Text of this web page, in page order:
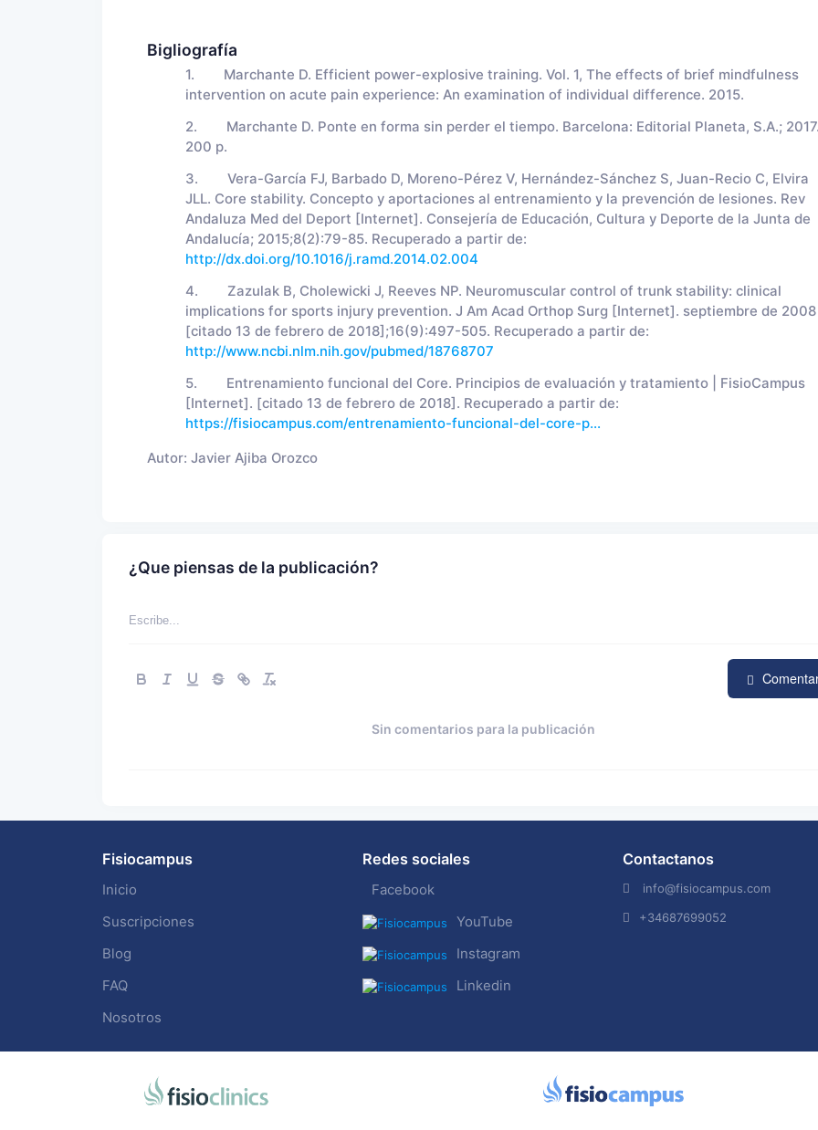
Bigliografía
1. Marchante D. Efficient power-explosive training. Vol. 1, The effects of brief mindfulness
intervention on acute pain experience: An examination of individual difference. 2015.
2. Marchante D. Ponte en forma sin perder el tiempo. Barcelona: Editorial Planeta, S.A.;
200 p.
3. Vera-García FJ, Barbado D, Moreno-Pérez V, Hernández-Sánchez S, Juan-Recio C, Elvira
JLL. Core stability. Concepto y aportaciones al entrenamiento y la prevención de lesiones. Rev
Andaluza Med del Deport [Internet]. Consejería de Educación, Cultura y Deporte de la Junta de
Andalucía; 2015;8(2):79-85. Recuperado a partir de:
http://dx.doi.org/10.1016/j.ramd.2014.02.004
4. Zazulak B, Cholewicki J, Reeves NP. Neuromuscular control of trunk stability: clinical
implications for sports injury prevention. J Am Acad Orthop Surg [Internet]. septiembre de 2008
[citado 13 de febrero de 2018];16(9):497-505. Recuperado a partir de:
http://www.ncbi.nlm.nih.gov/pubmed/18768707
5. Entrenamiento funcional del Core. Principios de evaluación y tratamiento | FisioCampus
[Internet]. [citado 13 de febrero de 2018]. Recuperado a partir de:
https://fisiocampus.com/entrenamiento-funcional-del-core-p...
Autor: Javier Ajiba Orozco
¿Que piensas de la publicación?
Sin comentarios para la publicación
Fisiocampus
Inicio
Suscripciones
Blog
FAQ
Nosotros
Redes sociales
Facebook
YouTube
Instagram
Linkedin
Contactanos
info@fisiocampus.com
+34687699052